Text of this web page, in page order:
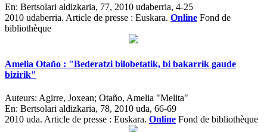
En: Bertsolari aldizkaria, 77, 2010 udaberria, 4-25
2010 udaberria. Article de presse : Euskara. Online Fond de
bibliothèque
Amelia Otaño : "Bederatzi bilobetatik, bi bakarrik gaude
bizirik"
Auteurs: Agirre, Joxean; Otaño, Amelia "Melita"
En: Bertsolari aldizkaria, 78, 2010 uda, 66-69
2010 uda. Article de presse : Euskara. Online Fond de bibliothèque